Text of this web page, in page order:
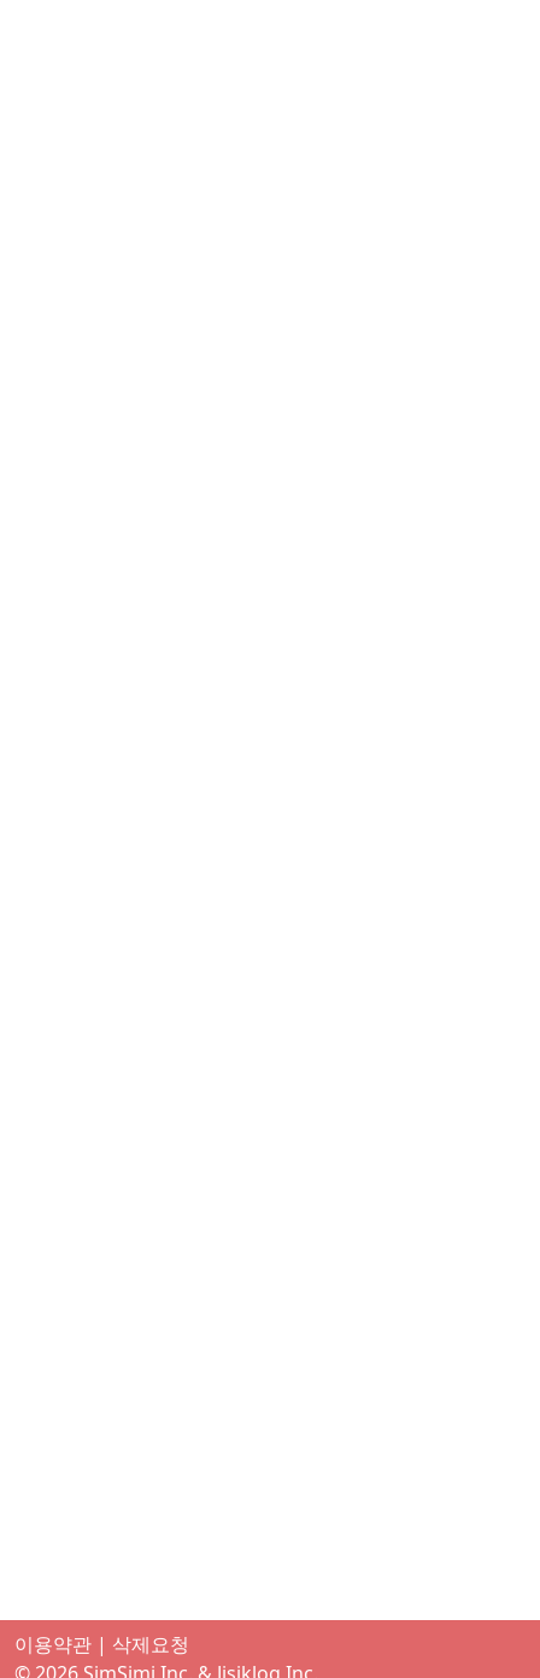
이용약관 | 삭제요청